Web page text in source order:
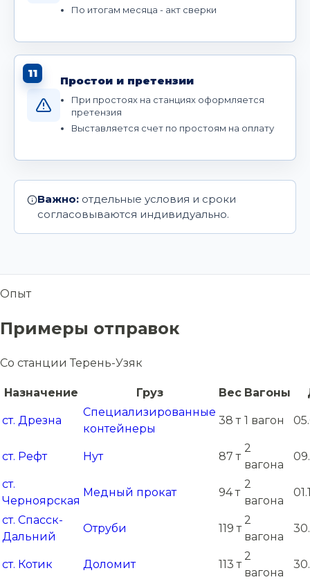
По итогам месяца - акт сверки
11
Простои и претензии
При простоях на станциях оформляется
претензия
Выставляется счет по простоям на оплату
Важно: отдельные условия и сроки
согласовываются индивидуально.
Опыт
Примеры отправок
Со станции Терень-Узяк
Назначение Груз Вес Вагоны
ст. Дрезна
Специализированные
контейнеры
38 т 1 вагон
ст. Рефт Нут 87 т
2
вагона
ст.
Черноярская
Медный прокат 94 т
2
вагона
ст. Спасск-
Дальний
Отруби 119 т
2
вагона
ст. Котик Доломит 113 т
2
вагона